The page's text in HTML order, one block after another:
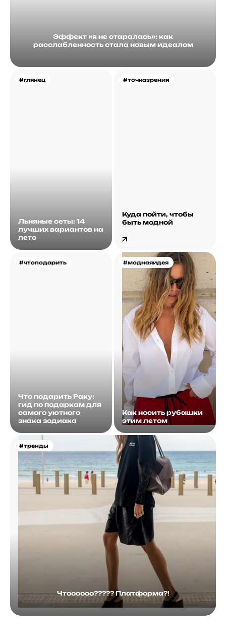
Эффект «я не старалась»: как
расслабленность стала новым идеалом
#глянец
Льняные сеты: 14
лучших вариантов на
лето
#точказрения
Куда пойти, чтобы
быть модной
#чтоподарить
Что подарить Раку:
гид по подаркам для
самого уютного
знака зодиака
#моднаяидея
Как носить рубашки
этим летом
#тренды
Чтоооооо????? Платформа?!